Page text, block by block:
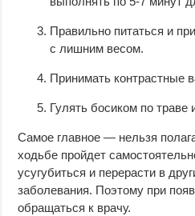
Правильно питаться и
с лишним весом.
Принимать контрастные
Гулять босиком по траве
Самое главное — нельзя
ходьбе пройдет
усугубиться и перерасти в
заболевания. Поэтому при
обращаться к врачу.